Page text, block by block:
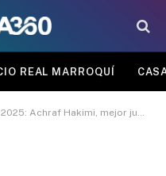
REAL MARROQUÍ
mejor jugador africano del año en una gala histórica en Rabat